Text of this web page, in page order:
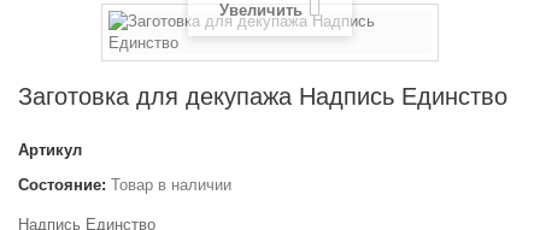
Увеличить
Заготовка для декупажа Надпись Единство
Артикул
Состояние: Товар в наличии
Надпись Единство